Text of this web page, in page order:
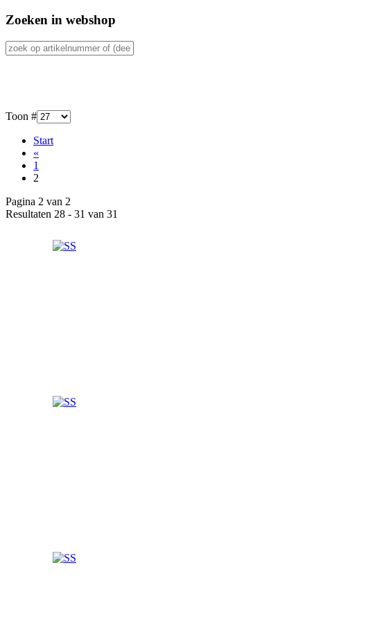
Zoeken in webshop
Toon #
Start
«
1
2
Pagina 2 van 2
Resultaten 28 - 31 van 31